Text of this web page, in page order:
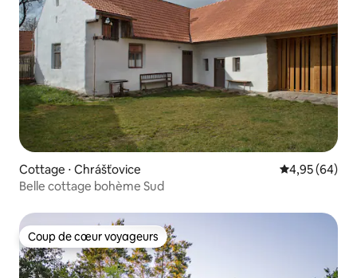
Cottage ⋅ Chrášťovice Évaluation
4,95 (64)
Belle cottage bohème Sud
Coup de cœur voyageurs
Coup de cœur voyageurs